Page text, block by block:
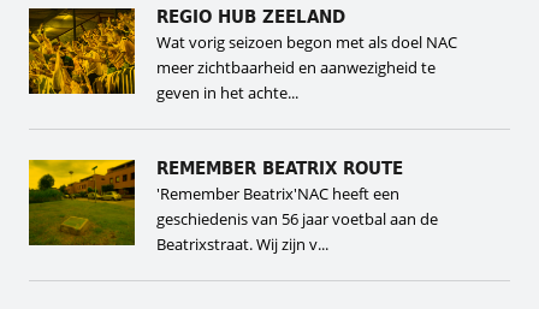
REGIO HUB ZEELAND
Wat vorig seizoen begon met als doel NAC
meer zichtbaarheid en aanwezigheid te
geven in het achte...
REMEMBER BEATRIX ROUTE
'Remember Beatrix'NAC heeft een
geschiedenis van 56 jaar voetbal aan de
Beatrixstraat. Wij zijn v...